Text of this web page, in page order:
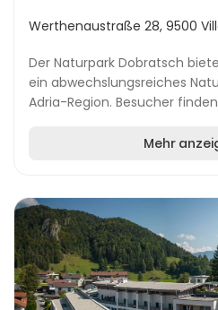
Werthenaustraße 28, 9500
Der Naturpark Dobratsch
ein abwechslungsreiches
Adria-Region. Besucher
Mehr